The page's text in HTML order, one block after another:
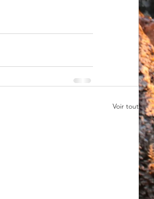
Voir tout